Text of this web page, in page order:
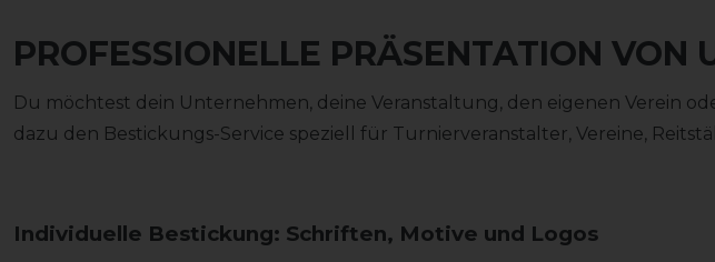
PROFESSIONELLE PRÄSENTATION
Du möchtest dein Unternehmen, deine Veranstaltung, den eigenen Verein
dazu den Bestickungs-Service speziell für Turnierveranstalter, Vereine,
Individuelle Bestickung: Schriften, Motive und Logos